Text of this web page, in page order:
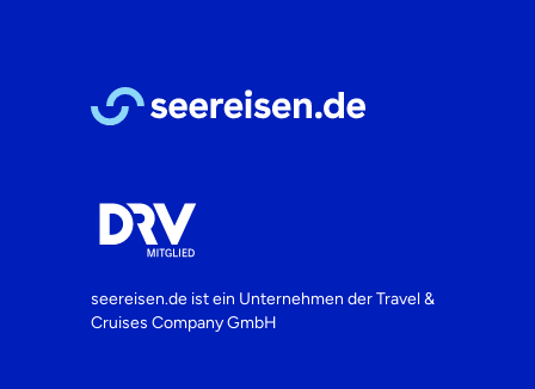
seereisen.de ist ein Unternehmen derTravel &
Cruises Company GmbH